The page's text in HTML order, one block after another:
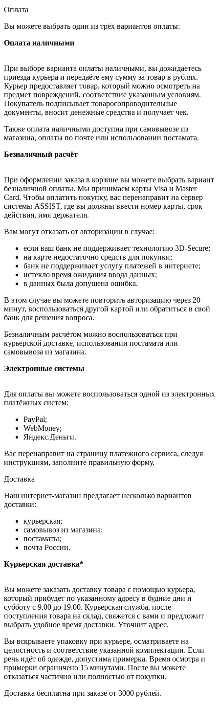
Оплата
Вы можете выбрать один из трёх вариантов оплаты:
Оплата наличными
При выборе варианта оплаты наличными, вы дожидаетесь
приезда курьера и передаёте ему сумму за товар в рублях.
Курьер предоставляет товар, который можно осмотреть на
предмет повреждений, соответствие указанным условиям.
Покупатель подписывает товаросопроводительные
документы, вносит денежные средства и получает чек.
Также оплата наличными доступна при самовывозе из
магазина, оплаты по почте или использовании постамата.
Безналичный расчёт
При оформлении заказа в корзине вы можете выбрать вариант
безналичной оплаты. Мы принимаем карты Visa и Master
Card. Чтобы оплатить покупку, вас перенаправит на сервер
системы ASSIST, где вы должны ввести номер карты, срок
действия, имя держателя.
Вам могут отказать от авторизации в случае:
если ваш банк не поддерживает технологию 3D-Secure;
на карте недостаточно средств для покупки;
банк не поддерживает услугу платежей в интернете;
истекло время ожидания ввода данных;
в данных была допущена ошибка.
В этом случае вы можете повторить авторизацию через 20
минут, воспользоваться другой картой или обратиться в свой
банк для решения вопроса.
Безналичным расчётом можно воспользоваться при
курьерской доставке, использовании постамата или
самовывоза из магазина.
Электронные системы
Для оплаты вы можете воспользоваться одной из электронных
платёжных систем:
PayPal;
WebMoney;
Яндекс.Деньги.
Вас перенаправит на страницу платежного сервиса, следуя
инструкциям, заполните правильную форму.
Доставка
Наш интернет-магазин предлагает несколько вариантов
доставки:
курьерская;
самовывоз из магазина;
постаматы;
почта России.
Курьерская доставка*
Вы можете заказать доставку товара с помощью курьера,
который прибудет по указанному адресу в будние дни и
субботу с 9.00 до 19.00. Курьерская служба, после
поступления товара на склад, свяжется с вами и предложит
выбрать удобное время доставки. Уточнит адрес.
Вы вскрываете упаковку при курьере, осматриваете на
целостность и соответствие указанной комплектации. Если
речь идёт об одежде, допустима примерка. Время осмотра и
примерки ограничено 15 минутами. После вы можете
отказаться частично или полностью от покупки.
Доставка бесплатна при заказе от 3000 рублей.